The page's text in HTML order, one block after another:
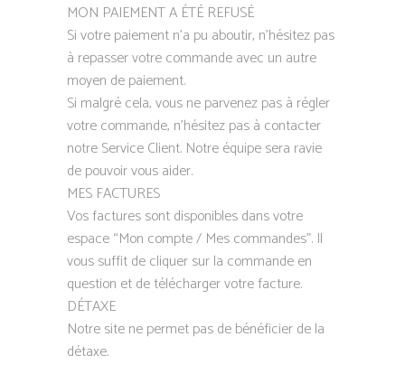
​MON PAIEMENT A ÉTÉ REFUSÉ
Si votre paiement n’a pu aboutir, n’hésitez pas
à repasser votre commande avec un autre
moyen de paiement.
Si malgré cela, vous ne parvenez pas à régler
votre commande, n’hésitez pas à contacter
notre Service Client. Notre équipe sera ravie
de pouvoir vous aider.
​MES FACTURES
Vos factures sont disponibles dans votre
espace “Mon compte / Mes commandes”. Il
vous suffit de cliquer sur la commande en
question et de télécharger votre facture.
DÉTAXE
Notre site ne permet pas de bénéficier de la
détaxe.